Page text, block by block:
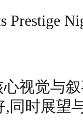
Prestige
视觉与
同时展望